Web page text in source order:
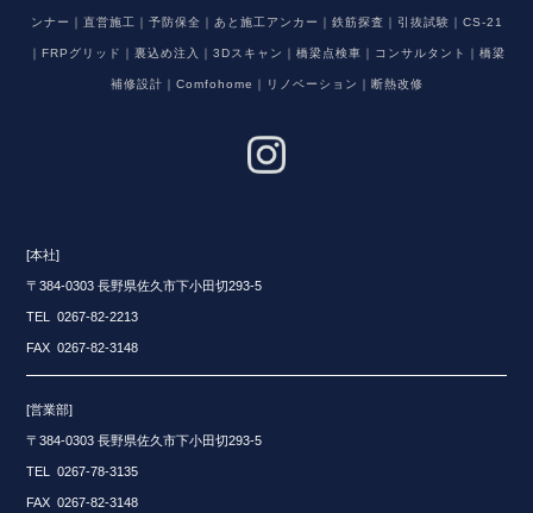
ンナー｜直営施工｜予防保全｜あと施工アンカー｜鉄筋探査｜引抜試験｜CS-21
｜FRPグリッド｜裏込め注入｜3Dスキャン｜橋梁点検車｜コンサルタント｜橋梁
補修設計｜Comfohome｜リノベーション｜断熱改修
[本社]
〒384-0303 長野県佐久市下小田切293-5
TEL 0267-82-2213
FAX 0267-82-3148
[営業部]
〒384-0303 長野県佐久市下小田切293-5
TEL 0267-78-3135
FAX 0267-82-3148